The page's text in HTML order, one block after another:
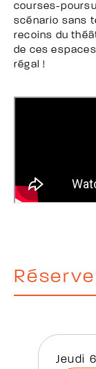
courses-
scénario sans
recoins du
de ces
régal !
jeudi